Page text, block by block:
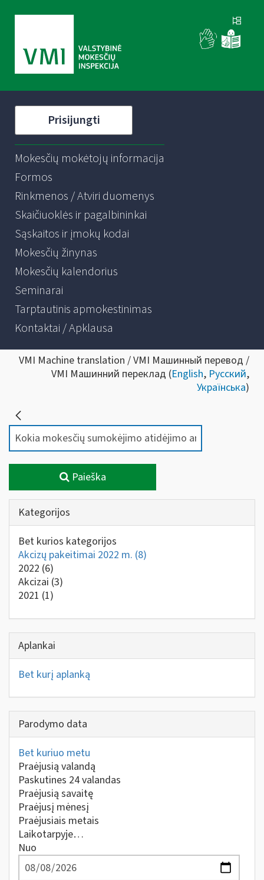
Prisijungti
Mokesčių mokėtojų informacija
Formos
Rinkmenos / Atviri duomenys
Skaičiuoklės ir pagalbininkai
Sąskaitos ir įmokų kodai
Mokesčių žinynas
Mokesčių kalendorius
Seminarai
Tarptautinis apmokestinimas
Kontaktai / Apklausa
VMI Machine translation / VMI Машинный перевод /
VMI Машинний переклад (English, Русский,
Українська)
Paieška
Kategorijos
Bet kurios kategorijos
Akcizų pakeitimai 2022 m. (8)
2022 (6)
Akcizai (3)
2021 (1)
Aplankai
Bet kurį aplanką
Parodymo data
Bet kuriuo metu
Praėjusią valandą
Paskutines 24 valandas
Praėjusią savaitę
Praėjusį mėnesį
Praėjusiais metais
Laikotarpyje…
Nuo